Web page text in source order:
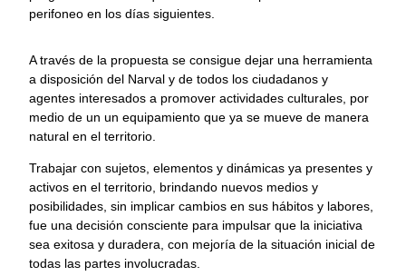
perifoneo en los días siguientes.
A través de la propuesta se consigue dejar una herramienta
a disposición del Narval y de todos los ciudadanos y
agentes interesados a promover actividades culturales, por
medio de un un equipamiento que ya se mueve de manera
natural en el territorio.
Trabajar con sujetos, elementos y dinámicas ya presentes y
activos en el territorio, brindando nuevos medios y
posibilidades, sin implicar cambios en sus hábitos y labores,
fue una decisión consciente para impulsar que la iniciativa
sea exitosa y duradera, con mejoría de la situación inicial de
todas las partes involucradas.